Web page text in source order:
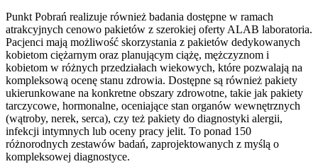
Punkt Pobrań realizuje również badania dostępne w ramach
atrakcyjnych cenowo pakietów z szerokiej oferty ALAB laboratoria.
Pacjenci mają możliwość skorzystania z pakietów dedykowanych
kobietom ciężarnym oraz planującym ciążę, mężczyznom i
kobietom w różnych przedziałach wiekowych, które pozwalają na
kompleksową ocenę stanu zdrowia. Dostępne są również pakiety
ukierunkowane na konkretne obszary zdrowotne, takie jak pakiety
tarczycowe, hormonalne, oceniające stan organów wewnętrznych
(wątroby, nerek, serca), czy też pakiety do diagnostyki alergii,
infekcji intymnych lub oceny pracy jelit. To ponad 150
różnorodnych zestawów badań, zaprojektowanych z myślą o
kompleksowej diagnostyce.